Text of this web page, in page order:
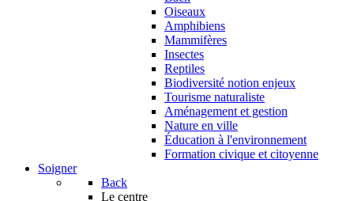
Oiseaux
Amphibiens
Mammifères
Insectes
Reptiles
Biodiversité notion enjeux
Tourisme naturaliste
Aménagement et gestion
Nature en ville
Éducation à l'environnement
Formation civique et citoyenne
Soigner
Back
Le centre